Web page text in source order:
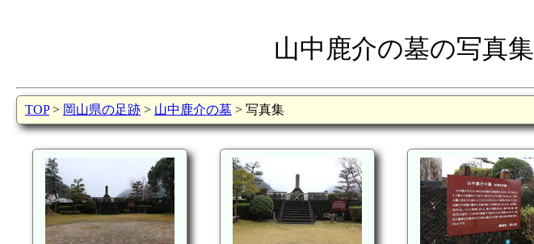
山中鹿介の墓の写真集
TOP> 岡山県の足跡 > 山中鹿介の墓 > 写真集